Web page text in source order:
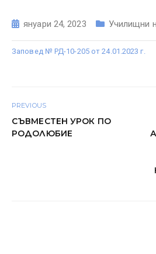
януари 24, 2023 Училищни
Заповед № РД-10-205 от 24.01.2023 г.
PREVIOUS
СЪВМЕСТЕН УРОК ПО
РОДОЛЮБИЕ